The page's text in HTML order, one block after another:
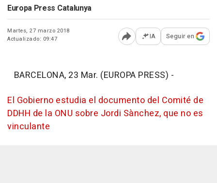
Europa Press Catalunya
Martes, 27 marzo 2018
Actualizado: 09:47
Abrir opciones para
IA Seguir en
BARCELONA, 23 Mar. (EUROPA PRESS) -
El Gobierno estudia el documento del Comité de
DDHH de la ONU sobre Jordi Sànchez, que no es
vinculante